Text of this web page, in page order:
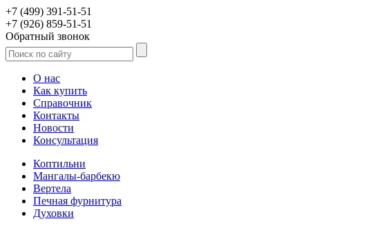
+7 (499) 391-51-51
+7 (926) 859-51-51
Обратный звонок
О нас
Как купить
Справочник
Контакты
Новости
Консультация
Коптильни
Мангалы-барбекю
Вертела
Печная фурнитура
Духовки